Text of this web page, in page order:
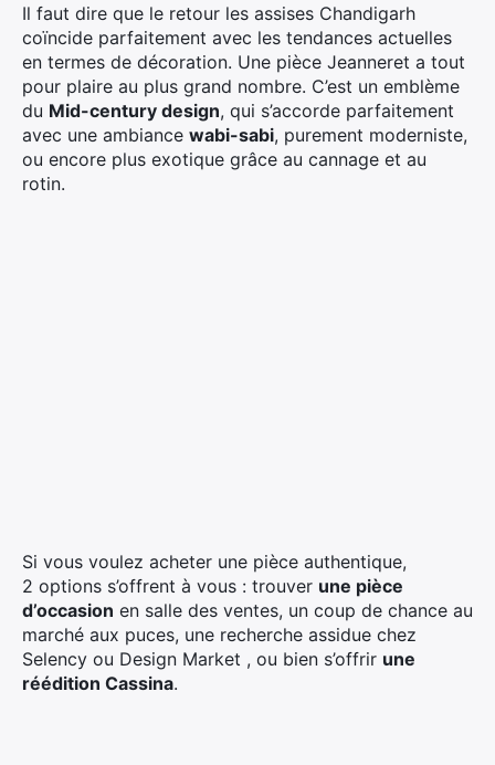
Il faut dire que le retour les assises Chandigarh
coïncide parfaitement avec les tendances actuelles
en termes de décoration. Une pièce Jeanneret a tout
pour plaire au plus grand nombre. C’est un emblème
du Mid-century design, qui s’accorde parfaitement
avec une ambiance wabi-sabi, purement moderniste,
ou encore plus exotique grâce au cannage et au
rotin.
Si vous voulez acheter une pièce authentique,
2 options s’offrent à vous : trouver une pièce
d’occasion en salle des ventes, un coup de chance au
marché aux puces, une recherche assidue chez
Selency ou Design Market , ou bien s’offrir une
réédition Cassina.